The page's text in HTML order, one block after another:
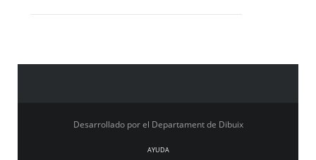
Desarrollado por el Departament de Dibuix
AYUDA